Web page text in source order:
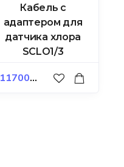
Кабель с
адаптером для
датчика хлора
SCLO1/3
11700,00